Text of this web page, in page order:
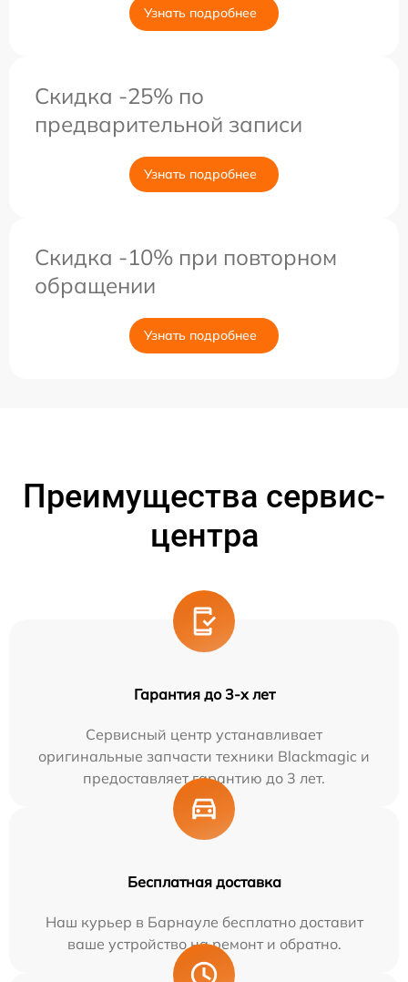
Узнать подробнее
Скидка -25% по
предварительной записи
Узнать подробнее
Скидка -10% при повторном
обращении
Узнать подробнее
Преимущества сервис-
центра
Гарантия до 3-х лет
Сервисный центр устанавливает
оригинальные запчасти техники Blackmagic и
предоставляет гарантию до 3 лет.
Бесплатная доставка
Наш курьер в Барнауле бесплатно доставит
ваше устройство на ремонт и обратно.